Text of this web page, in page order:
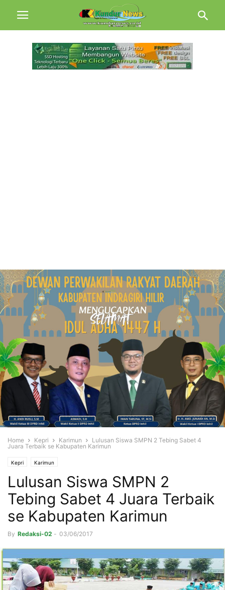
Home Kepri Karimun
Lulusan Siswa SMPN 2 Tebing Sabet 4
Juara Terbaik se Kabupaten Karimun
Kepri Karimun
Lulusan Siswa SMPN 2
Tebing Sabet 4 Juara Terbaik
se Kabupaten Karimun
By Redaksi-02 - 03/06/2017